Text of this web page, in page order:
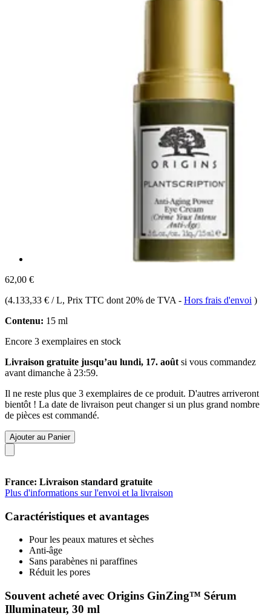
62,00 €
(4.133,33 € / L, Prix TTC dont 20% de TVA - Hors frais d'envoi )
Contenu: 15 ml
Encore 3 exemplaires en stock
Livraison gratuite jusqu’au lundi, 17. août si vous commandez
avant dimanche à 23:59.
Il ne reste plus que 3 exemplaires de ce produit. D'autres arriveront
bientôt ! La date de livraison peut changer si un plus grand nombre
de pièces est commandé.
Ajouter au Panier
France: Livraison standard gratuite
Plus d'informations sur l'envoi et la livraison
Caractéristiques et avantages
Pour les peaux matures et sèches
Anti-âge
Sans parabènes ni paraffines
Réduit les pores
Souvent acheté avec Origins GinZing™ Sérum
Illuminateur, 30 ml